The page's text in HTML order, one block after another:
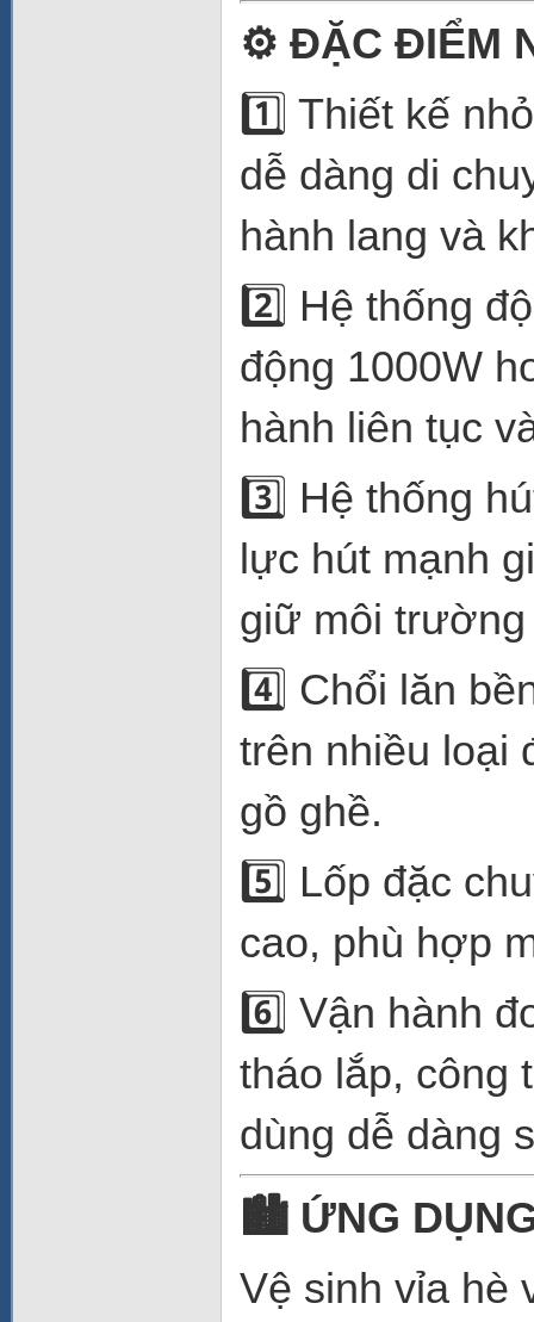
⚙️ ĐẶC ĐIỂM
1️⃣ Thiết kế
dễ dàng di
hành lang và
2️⃣ Hệ thống
động 1000W
hành liên tục
3️⃣ Hệ thống
lực hút mạnh
giữ môi trường
4️⃣ Chổi lăn
trên nhiều loại
gồ ghề.
5️⃣ Lốp đặc
cao, phù hợp
6️⃣ Vận hành
tháo lắp, công
dùng dễ dàng
🏙 ỨNG
Vệ sinh vỉa hè